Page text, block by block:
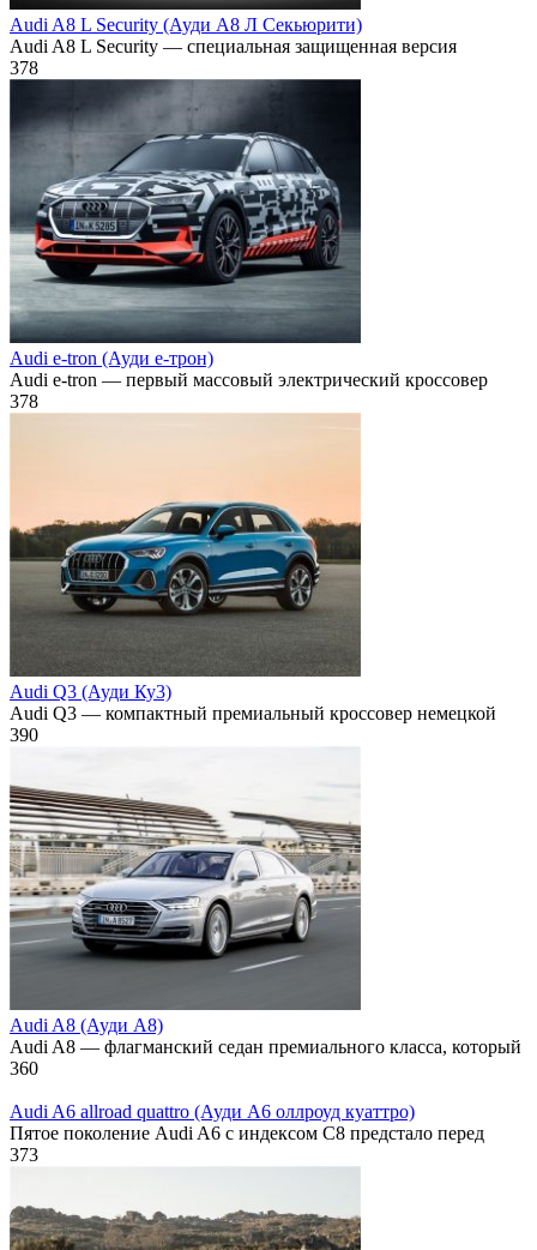
Audi A8 L Security (Ауди А8 Л Секьюрити)
Audi A8 L Security — специальная защищенная версия
378
Audi e-tron (Ауди е-трон)
Audi e-tron — первый массовый электрический кроссовер
378
Audi Q3 (Ауди Ку3)
Audi Q3 — компактный премиальный кроссовер немецкой
390
Audi A8 (Ауди А8)
Audi A8 — флагманский седан премиального класса, который
360
Audi A6 allroad quattro (Ауди А6 оллроуд куаттро)
Пятое поколение Audi A6 с индексом C8 предстало перед
373